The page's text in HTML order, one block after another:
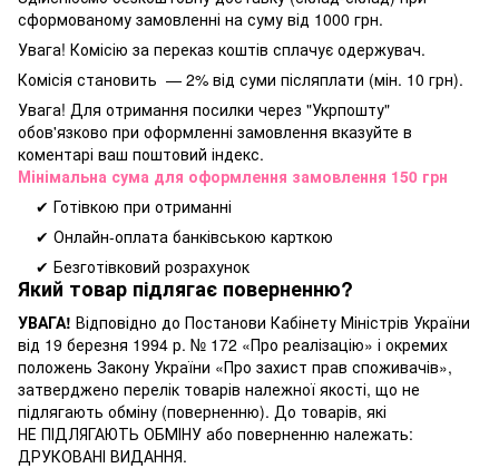
сформованому замовленні на суму від 1000 грн.
Увага! Комісію за переказ коштів сплачує одержувач.
Комісія становить — 2% від суми післяплати (мін. 10 грн).
Увага! Для отримання посилки через "Укрпошту"
обов'язково при оформленні замовлення вказуйте в
коментарі ваш поштовий індекс.
Мінімальна сума для оформлення замовлення 150 грн
✔ Готівкою при отриманні
✔ Онлайн-оплата банківською карткою
✔ Безготівковий розрахунок
Який товар підлягає поверненню?
УВАГА! Відповідно до Постанови Кабінету Міністрів України
від 19 березня 1994 р. № 172 «Про реалізацію» і окремих
положень Закону України «Про захист прав споживачів»,
затверджено перелік товарів належної якості, що не
підлягають обміну (поверненню). До товарів, які
НЕ ПІДЛЯГАЮТЬ ОБМІНУ або поверненню належать:
ДРУКОВАНІ ВИДАННЯ.